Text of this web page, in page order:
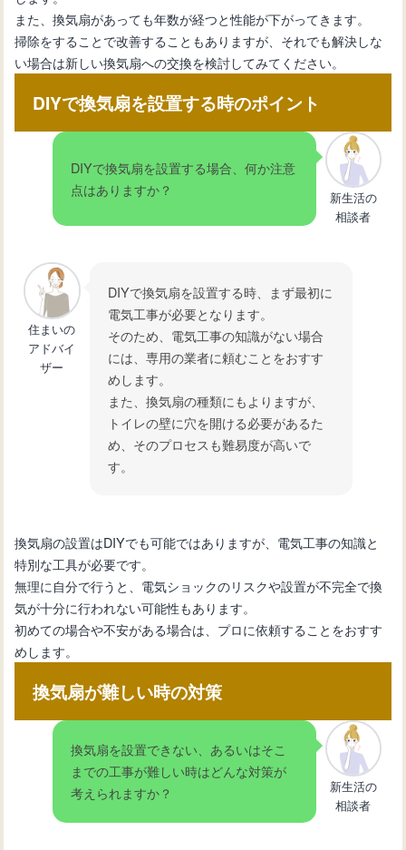
また、換気扇があっても年数が経つと性能が下がってきます。
掃除をすることで改善することもありますが、それでも解決しな
い場合は新しい換気扇への交換を検討してみてください。
DIYで換気扇を設置する時のポイント
DIYで換気扇を設置する場合、何か注意
点はありますか？
新生活の
相談者
住まいの
アドバイ
ザー
DIYで換気扇を設置する時、まず最初に
電気工事が必要となります。
そのため、電気工事の知識がない場合
には、専用の業者に頼むことをおすす
めします。
また、換気扇の種類にもよりますが、
トイレの壁に穴を開ける必要があるた
め、そのプロセスも難易度が高いで
す。
換気扇の設置はDIYでも可能ではありますが、電気工事の知識と
特別な工具が必要です。
無理に自分で行うと、電気ショックのリスクや設置が不完全で換
気が十分に行われない可能性もあります。
初めての場合や不安がある場合は、プロに依頼することをおすす
めします。
換気扇が難しい時の対策
換気扇を設置できない、あるいはそこ
までの工事が難しい時はどんな対策が
考えられますか？
新生活の
相談者